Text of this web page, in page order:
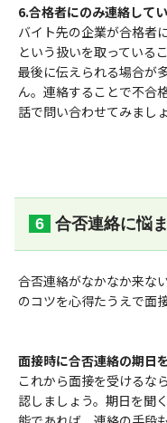
6.合格者にのみ連絡して
バイト先の企業が合格者
という扱いを取っている
最後に伝えられる場合が
ん。連絡することで不合
話で問い合わせてみましょ
合否連絡に悩
合否連絡がなかなか来な
のコツを心得たうえで面
面接時に合否連絡の期日
これから面接を受けるな
認しましょう。期日を聞